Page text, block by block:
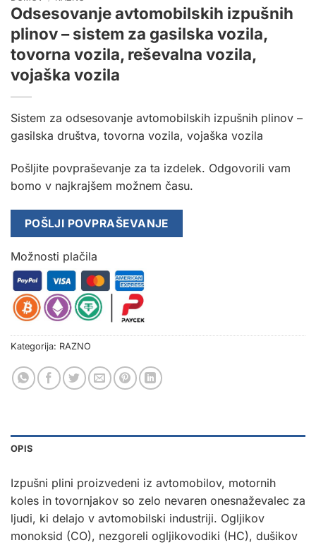
Odsesovanje avtomobilskih izpušnih
plinov – sistem za gasilska vozila,
tovorna vozila, reševalna vozila,
vojaška vozila
Sistem za odsesovanje avtomobilskih izpušnih plinov –
gasilska društva, tovorna vozila, vojaška vozila
Pošljite povpraševanje za ta izdelek. Odgovorili vam
bomo v najkrajšem možnem času.
POŠLJI POVPRAŠEVANJE
Možnosti plačila
Kategorija: RAZNO
OPIS
Izpušni plini proizvedeni iz avtomobilov, motornih
koles in tovornjakov so zelo nevaren onesnaževalec za
ljudi, ki delajo v avtomobilski industriji. Ogljikov
monoksid (CO), nezgoreli ogljikovodiki (HC), dušikov